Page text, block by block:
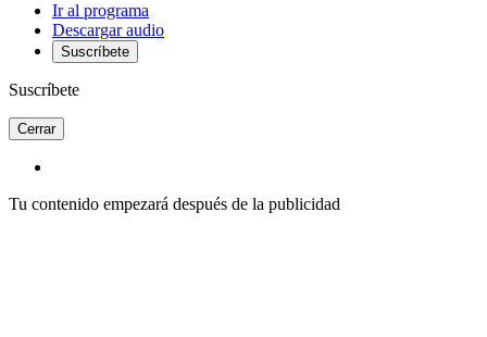
Ir al programa
Descargar audio
Suscríbete
Suscríbete
Cerrar
Tu contenido empezará después de la publicidad